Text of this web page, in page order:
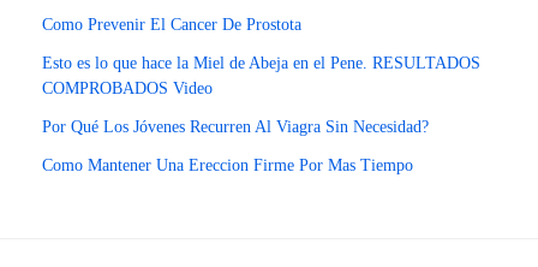
Como Prevenir El Cancer De Prostota
Esto es lo que hace la Miel de Abeja en el Pene. RESULTADOS
COMPROBADOS Video
Por Qué Los Jóvenes Recurren Al Viagra Sin Necesidad?
Como Mantener Una Ereccion Firme Por Mas Tiempo